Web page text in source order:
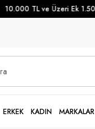
10.000 TL ve Üzeri Ek
ERKEK KADIN MARKALAR